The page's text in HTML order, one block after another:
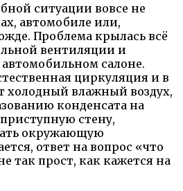
ситуации вовсе не
автомобиле или,
Проблема крылась всё
вентиляции и
автомобильном салоне.
циркуляция и в
холодный влажный воздух,
конденсата на
стену,
окружающую
ответ на вопрос «что
так прост, как кажется на